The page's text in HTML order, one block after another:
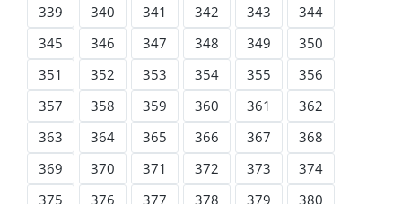
339
340 341 342 343
344
345
346 347 348 349
350
351
352 353 354 355
356
357
358 359 360 361
362
363
364 365 366 367
368
369
370 371 372 373
374
375
376 377 378 379 380